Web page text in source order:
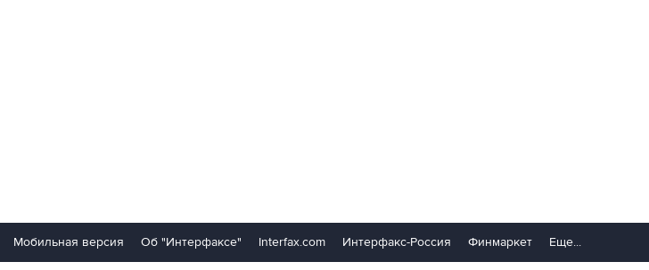
Мобильная версия Об "Интерфаксе" Interfax.com Интерфакс-Россия Финмаркет Еще...